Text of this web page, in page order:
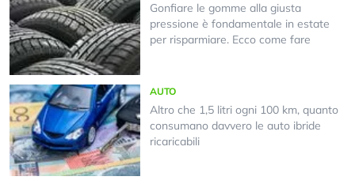
Gonfiare le gomme alla giusta
pressione è fondamentale in estate
per risparmiare. Ecco come fare
AUTO
Altro che 1,5 litri ogni 100 km, quanto
consumano davvero le auto ibride
ricaricabili